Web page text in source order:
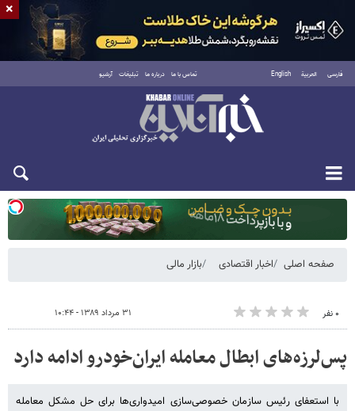
فارسی العربية English تماس با ما درباره ما تبلیغات آرشیو
یکشنبه ۱۸ مرداد ۱۴۰۵
صفحه اصلی اخبار اقتصادی بازار مالی
۰ نفر ۳۱ مرداد ۱۳۸۹ - ۱۰:۴۴
پس‌لرزه‌های ابطال معامله ایران‌خودرو ادامه دارد
با استعفای رئیس سازمان خصوصی‌سازی امیدواری‌ها برای حل مشکل معامله
×